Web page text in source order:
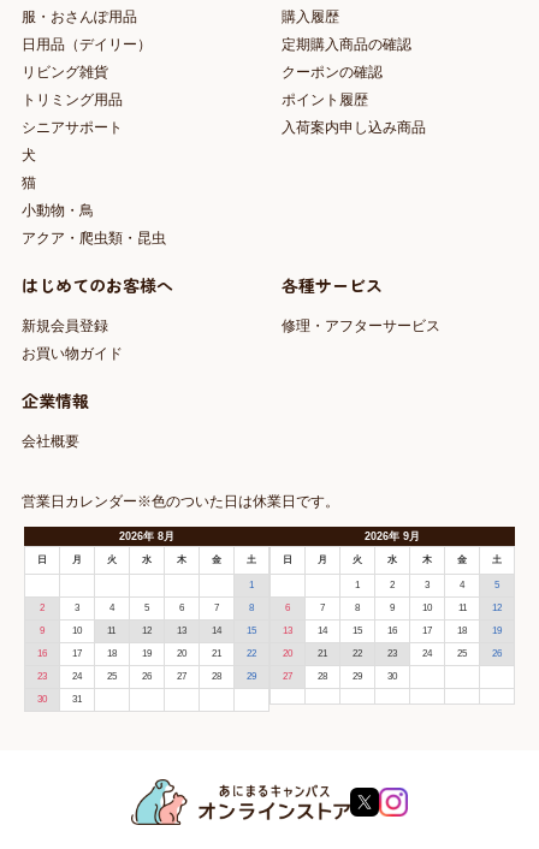
服・おさんぽ用品
日用品（デイリー）
リビング雑貨
トリミング用品
シニアサポート
犬
猫
小動物・鳥
アクア・爬虫類・昆虫
購入履歴
定期購入商品の確認
クーポンの確認
ポイント履歴
入荷案内申し込み商品
はじめてのお客様へ
新規会員登録
お買い物ガイド
各種サービス
修理・アフターサービス
企業情報
会社概要
営業日カレンダー※色のついた日は休業日です。
2026年 8月
日 月 火 水 木 金 土
1
2 3 4 5 6 7 8
9 10 11 12 13 14 15
16 17 18 19 20 21 22
23 24 25 26 27 28 29
30 31
2026年9月
日 月 火 水 木 金 土
1 2 3 4 5
6 7 8 9 10 11 12
13 14 15 16 17 18 19
20 21 22 23 24 25 26
27 28 29 30